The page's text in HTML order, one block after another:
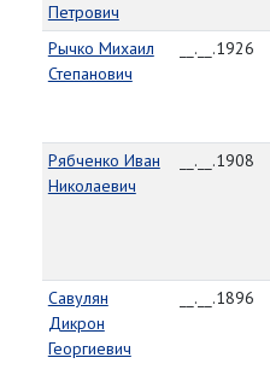
Петрович
Рычко Михаил
Степанович
__.__.1926
Рябченко Иван
Николаевич
__.__.1908
Савулян
Дикрон
Георгиевич
__.__.1896